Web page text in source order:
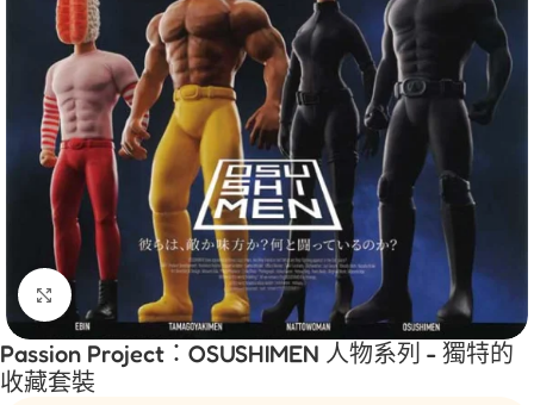
按一下放大
Passion Project：OSUSHIMEN 人物系列 - 獨特的
收藏套裝